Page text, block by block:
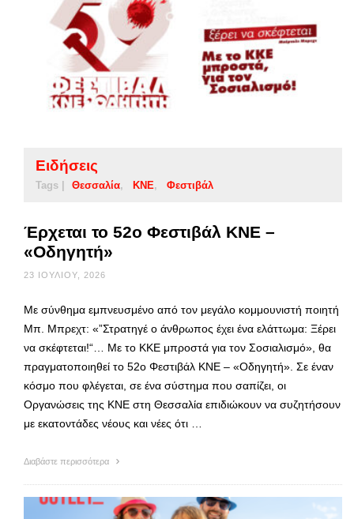
Ειδήσεις
Tags | Θεσσαλία ΚΝΕ Φεστιβάλ
Έρχεται το 52ο Φεστιβάλ ΚΝΕ –
«Οδηγητή»
23 ΙΟΥΛΊΟΥ, 2026
Με σύνθημα εμπνευσμένο από τον μεγάλο κομμουνιστή ποιητή
Μπ. Μπρεχτ: «”Στρατηγέ ο άνθρωπος έχει ένα ελάττωμα: Ξέρει
να σκέφτεται!“… Με το ΚΚΕ μπροστά για τον Σοσιαλισμό», θα
πραγματοποιηθεί το 52ο Φεστιβάλ ΚΝΕ – «Οδηγητή». Σε έναν
κόσμο που φλέγεται, σε ένα σύστημα που σαπίζει, οι
Οργανώσεις της ΚΝΕ στη Θεσσαλία επιδιώκουν να συζητήσουν
με εκατοντάδες νέους και νέες ότι …
Διαβάστε περισσότερα